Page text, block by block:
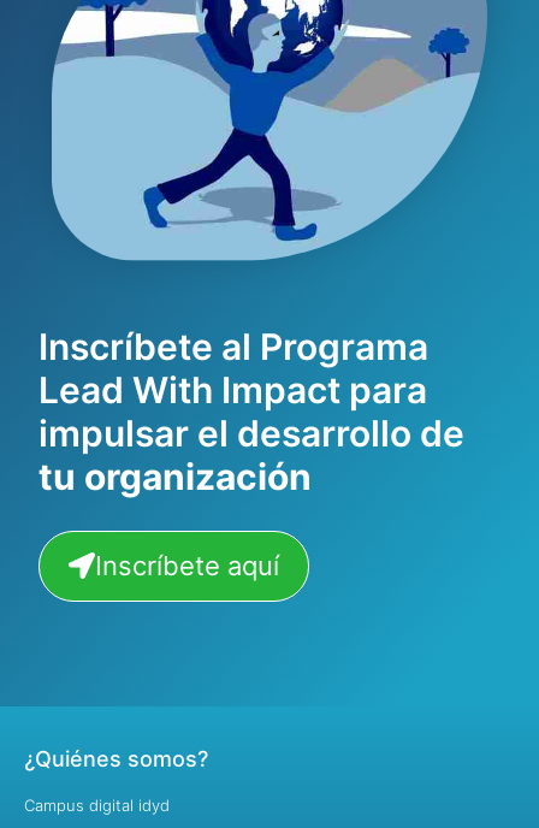
Inscríbete al Programa
Lead With Impact para
impulsar el desarrollo de
tu organización
Inscríbete aquí
¿Quiénes somos?
Campus digital idyd